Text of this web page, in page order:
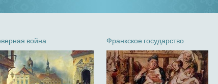
война Франкское государство